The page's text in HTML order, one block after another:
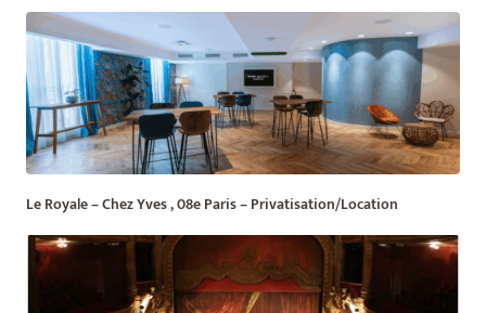
Le Royale – Chez Yves , 08e Paris – Privatisation/Location